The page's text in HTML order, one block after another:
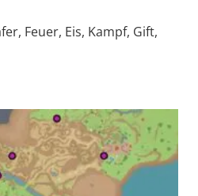
Feuer, Eis, Kampf, Gift,